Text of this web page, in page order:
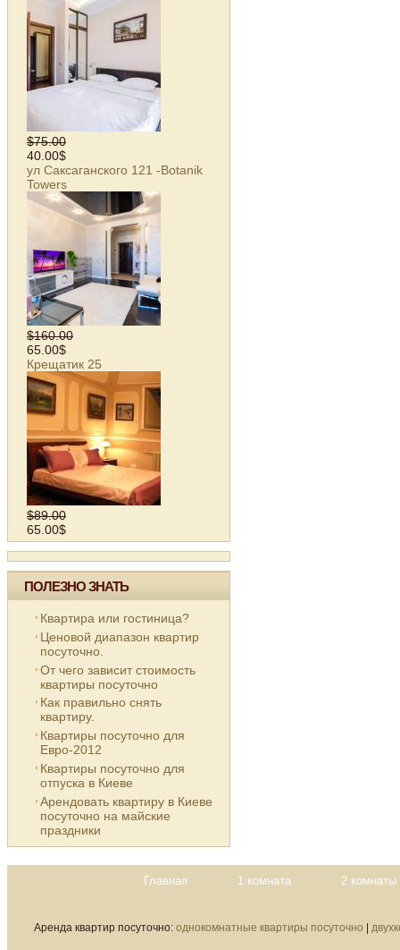
$75.00
40.00$
ул Саксаганского 121 -Botanik
Towers
$160.00
65.00$
Крещатик 25
$89.00
65.00$
ПОЛЕЗНО ЗНАТЬ
Квартира или гостиница?
Ценовой диапазон квартир
посуточно.
От чего зависит стоимость
квартиры посуточно
Как правильно снять
квартиру.
Квартиры посуточно для
Евро-2012
Квартиры посуточно для
отпуска в Киеве
Арендовать квартиру в Киеве
посуточно на майские
праздники
Главная 1 комната 2 комнаты
Аренда квартир посуточно: однокомнатные квартиры посуточно